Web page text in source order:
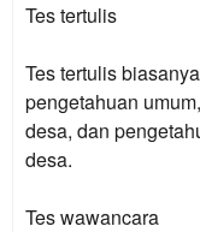
Tes tertulis
Tes tertulis
pengetahuan
desa, dan
desa.
Tes wawancara